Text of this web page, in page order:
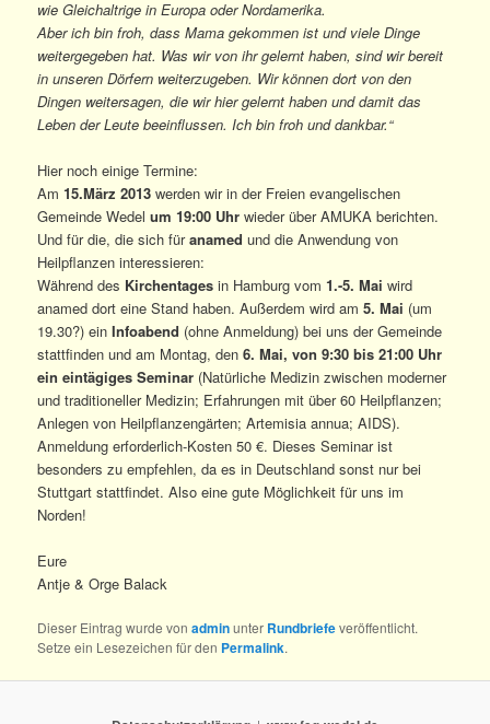
wie Gleichaltrige in Europa oder Nordamerika.
Aber ich bin froh, dass Mama gekommen ist und viele Dinge
weitergegeben hat. Was wir von ihr gelernt haben, sind wir bereit
in unseren Dörfern weiterzugeben. Wir können dort von den
Dingen weitersagen, die wir hier gelernt haben und damit das
Leben der Leute beeinflussen. Ich bin froh und dankbar.“
Hier noch einige Termine:
Am15.März 2013 werden wir in der Freien evangelischen
Gemeinde Wedelum 19:00 Uhr wieder über AMUKA berichten.
Und für die, die sich füranamed und die Anwendung von
Heilpflanzen interessieren:
Während des Kirchentages in Hamburg vom1.-5. Mai wird
anamed dort eine Stand haben. Außerdem wird am5. Mai (um
19.30?) einInfoabend (ohne Anmeldung) bei uns der Gemeinde
stattfinden und am Montag, den6. Mai, von 9:30 bis 21:00 Uhr
ein eintägiges Seminar (Natürliche Medizin zwischen moderner
und traditioneller Medizin; Erfahrungen mit über 60 Heilpflanzen;
Anlegen von Heilpflanzengärten; Artemisia annua; AIDS).
Anmeldung erforderlich-Kosten 50 €. Dieses Seminar ist
besonders zu empfehlen, da es in Deutschland sonst nur bei
Stuttgart stattfindet. Also eine gute Möglichkeit für uns im
Norden!
Eure
Antje & Orge Balack
Dieser Eintrag wurde vonadminunter Rundbriefeveröffentlicht.
Setze ein Lesezeichen für den Permalink.